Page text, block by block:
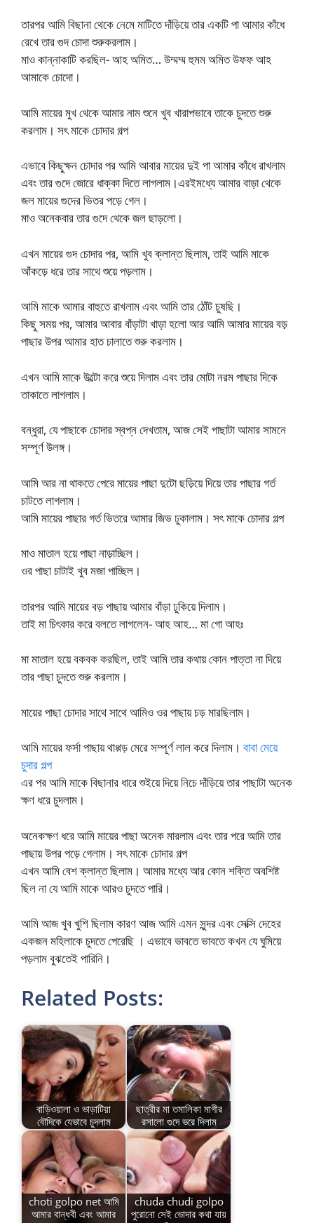
তারপর আমি বিছানা থেকে নেমে মাটিতে দাঁড়িয়ে তার একটি পা আমার কাঁধে
রেখে তার গুদ চোদা শুরুকরলাম।
মাও কান্নাকাটি করছিল- আহ অমিত… উম্মম্ম হুমম অমিত উফফ আহ
আমাকে চোদো।
আমি মায়ের মুখ থেকে আমার নাম শুনে খুব খারাপভাবে তাকে চুদতে শুরু
করলাম। সৎ মাকে চোদার গল্প
এভাবে কিছুক্ষন চোদার পর আমি আবার মায়ের দুই পা আমার কাঁধে রাখলাম
এবং তার গুদে জোরে ধাক্কা দিতে লাগলাম।এরইমধ্যে আমার বাড়া থেকে
জল মায়ের গুদের ভিতর পড়ে গেল।
মাও অনেকবার তার গুদে থেকে জল ছাড়লো।
এখন মায়ের গুদ চোদার পর, আমি খুব ক্লান্ত ছিলাম, তাই আমি মাকে
আঁকড়ে ধরে তার সাথে শুয়ে পড়লাম।
আমি মাকে আমার বাহুতে রাখলাম এবং আমি তার ঠোঁট চুষছি।
কিছু সময় পর, আমার আবার বাঁড়াটা খাড়া হলো আর আমি আমার মায়ের বড়
পাছার উপর আমার হাত চালাতে শুরু করলাম।
এখন আমি মাকে উল্টো করে শুয়ে দিলাম এবং তার মোটা নরম পাছার দিকে
তাকাতে লাগলাম।
বন্ধুরা, যে পাছাকে চোদার স্বপ্ন দেখতাম, আজ সেই পাছাটা আমার সামনে
সম্পূর্ণ উলঙ্গ।
আমি আর না থাকতে পেরে মায়ের পাছা দুটো ছড়িয়ে দিয়ে তার পাছার গর্ত
চাটতে লাগলাম।
আমি মায়ের পাছার গর্ত ভিতরে আমার জিভ ঢুকালাম। সৎ মাকে চোদার গল্প
মাও মাতাল হয়ে পাছা নাড়াচ্ছিল।
ওর পাছা চাটাই খুব মজা পাচ্ছিল।
তারপর আমি মায়ের বড় পাছায় আমার বাঁড়া ঢুকিয়ে দিলাম।
তাই মা চিৎকার করে বলতে লাগলেন- আহ আহ… মা গো আহঃ
মা মাতাল হয়ে বকবক করছিল, তাই আমি তার কথায় কোন পাত্তা না দিয়ে
তার পাছা চুদতে শুরু করলাম।
মায়ের পাছা চোদার সাথে সাথে আমিও ওর পাছায় চড় মারছিলাম।
আমি মায়ের ফর্সা পাছায় থাপ্পড় মেরে সম্পূর্ণ লাল করে দিলাম। বাবা মেয়ে
চুদার গল্প
এর পর আমি মাকে বিছানার ধারে শুইয়ে দিয়ে নিচে দাঁড়িয়ে তার পাছাটা অনেক
ক্ষণ ধরে চুদলাম।
অনেকক্ষণ ধরে আমি মায়ের পাছা অনেক মারলাম এবং তার পরে আমি তার
পাছায় উপর পড়ে গেলাম। সৎ মাকে চোদার গল্প
এখন আমি বেশ ক্লান্ত ছিলাম। আমার মধ্যে আর কোন শক্তি অবশিষ্ট
ছিল না যে আমি মাকে আরও চুদতে পারি।
আমি আজ খুব খুশি ছিলাম কারণ আজ আমি এমন সুন্দর এবং সেক্সি দেহের
একজন মহিলাকে চুদতে পেরেছি । এভাবে ভাবতে ভাবতে কখন যে ঘুমিয়ে
পড়লাম বুঝতেই পারিনি।
Related Posts:
বাড়িওয়ালা ও ভাড়াটিয়া
বৌদিকে যেভাবে চুদলাম
ছাত্রীর মা তমালিকা মাগীর
রসালো গুদে ভরে দিলাম
choti golpo net আমি
আমার বান্ধবী এবং আমার
chuda chudi golpo
পুরোনো সেই ভোদার কথা যায়